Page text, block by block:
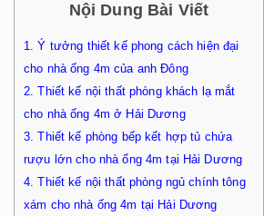
Nội Dung Bài Viết
1.
Ý tưởng thiết kế phong cách hiện đại
cho nhà ống 4m của anh Đông
2. Thiết kế nội thất phòng khách lạ mắt
cho nhà ống 4m ở Hải Dương
3. Thiết kế phòng bếp kết hợp tủ chứa
rượu lớn cho nhà ống 4m tại Hải Dương
4. Thiết kế nội thất phòng ngủ chính tông
xám cho nhà ống 4m tại Hải Dương